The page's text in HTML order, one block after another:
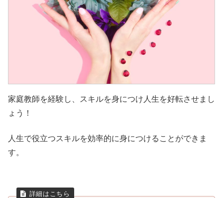
家庭教師を経験し、スキルを身につけ人生を好転させまし
ょう！
人生で役立つスキルを効率的に身につけることができま
す。